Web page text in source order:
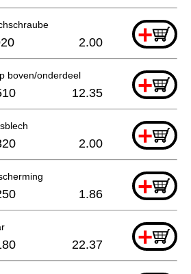
+
2.00
boven/onderdeel +
12.35
+
2.00
+
1.86
+
22.37